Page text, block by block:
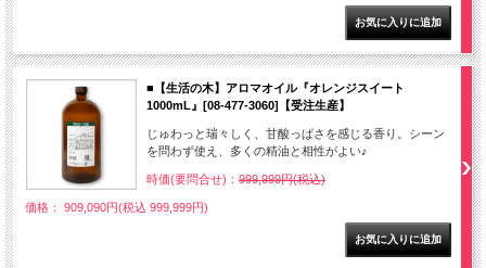
■【生活の木】アロマオイル『オレンジスイート
1000mL』[08-477-3060]【受注生産】
じゅわっと瑞々しく、甘酸っぱさを感じる香り。シーン
を問わず使え、多くの精油と相性がよい♪
時価(要問合せ)： 999,999円(税込)
価格： 909,090円(税込 999,999円)